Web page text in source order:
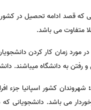
که قصد ادامه تحصیل در
متفاوت می باشد.
میباشند. دانشجو در مقطع لیسانس ۱۰ ساعت و در مقطع فوق لیسانس ۲۰
شهروندان کشور اسپانیا جزء
می باشد. دانشجویانی که